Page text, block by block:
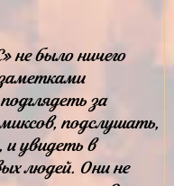
не было ничего
заметками
за
подслушать,
и увидеть в
людей. Они не